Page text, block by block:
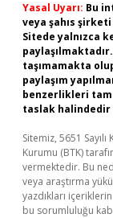
Yasal Uyarı: Bu
veya şahıs
Sitede yalnızca
taşımamakta
paylaşım
benzerlikleri
taslak halindedir
Sitemiz, 5651
Kurumu (BTK)
vermektedir. Bu
veya araştırma
yazdıkları
bu sorumluluğu